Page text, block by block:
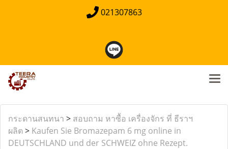
021307863
กระดานสนทนา > สอบถาม หาซื้อ เครื่องจักร ที่ ธีราฯ
ผลิต > Kaufen Sie Bromazepam 6 mg online in
DEUTSCHLAND und der SCHWEIZ ohne Rezept.